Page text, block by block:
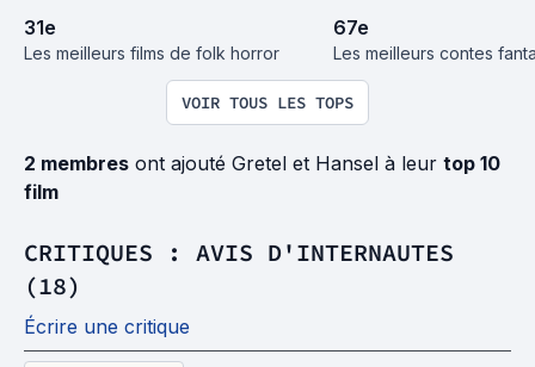
31e
Les meilleurs films de folk horror
67e
Les meilleurs contes
VOIR TOUS LES TOPS
2 membres ont ajouté Gretel et Hansel à leur top 10
film
CRITIQUES : AVIS D'INTERNAUTES
(18)
Écrire une critique